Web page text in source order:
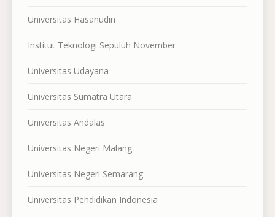
Universitas Hasanudin
Institut Teknologi Sepuluh November
Universitas Udayana
Universitas Sumatra Utara
Universitas Andalas
Universitas Negeri Malang
Universitas Negeri Semarang
Universitas Pendidikan Indonesia